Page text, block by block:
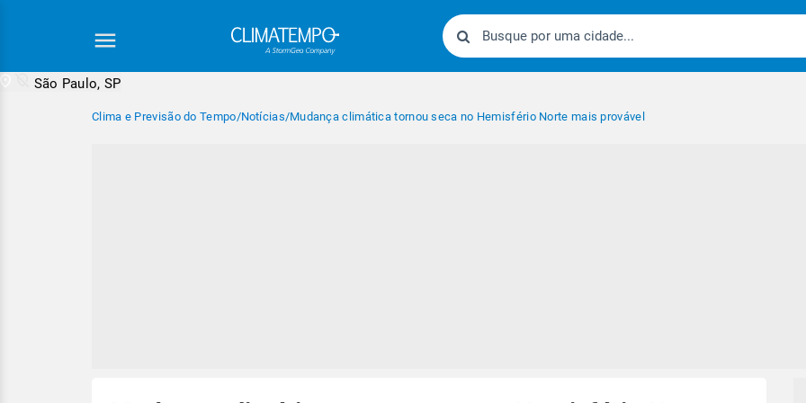
São Paulo, SP
Clima e Previsão do Tempo/Notícias/Mudança climática tornou seca no Hemisfério Norte mais provável